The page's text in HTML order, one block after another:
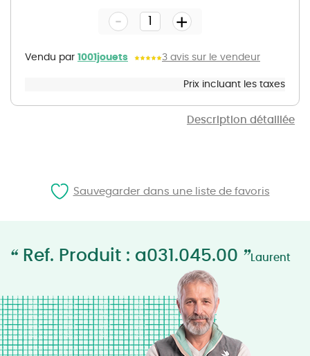
Description détaillée
gallery
Prix incluant les taxes
Vendu par 1001jouets 3 avis sur le vendeur
- +
“ Ref. Produit : a031.045.00 ”Laurent
Sauvegarder dans une liste de favoris